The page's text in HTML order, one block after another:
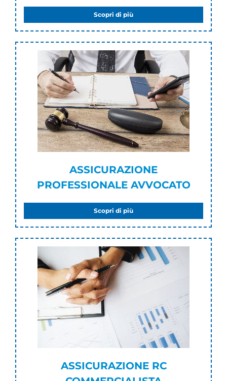
Scopri di più
ASSICURAZIONE
PROFESSIONALE AVVOCATO
Scopri di più
ASSICURAZIONE RC